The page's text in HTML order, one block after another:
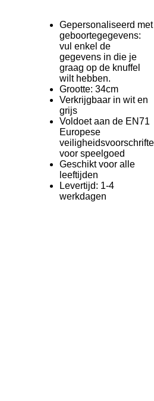
Gepersonaliseerd met
geboortegegevens:
vul enkel de
gegevens in die je
graag op de knuffel
wilt hebben.
Grootte: 34cm
Verkrijgbaar in wit en
grijs
Voldoet aan de EN71
Europese
voor speelgoed
Geschikt voor alle
leeftijden
Levertijd: 1-4
werkdagen